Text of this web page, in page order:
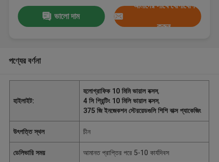
ভালো দাম
আমাদের সাথে যোগাযোগ
করুন
পণ্যের বর্ণনা
হাইলাইট:
হলোগ্রাফিক 10 মিমি ভায়াল বক্সস,
4 সি প্রিন্টিং 10 মিলি ভায়াল বক্সস,
375 জি ইনজেকশন স্টেরয়েডগুলি শিশি বাক্স প্যাকেজিং
উৎপত্তি স্থল চীন
ডেলিভারি সময় আমানত প্রাপ্তির পরে 5-10 কার্যদিবস